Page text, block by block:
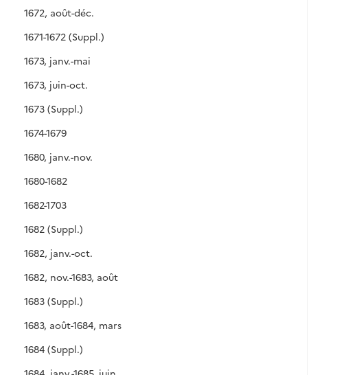
1672, août-déc.
1671-1672 (Suppl.)
1673, janv.-mai
1673, juin-oct.
1673 (Suppl.)
1674-1679
1680, janv.-nov.
1680-1682
1682-1703
1682 (Suppl.)
1682, janv.-oct.
1682, nov.-1683, août
1683 (Suppl.)
1683, août-1684, mars
1684 (Suppl.)